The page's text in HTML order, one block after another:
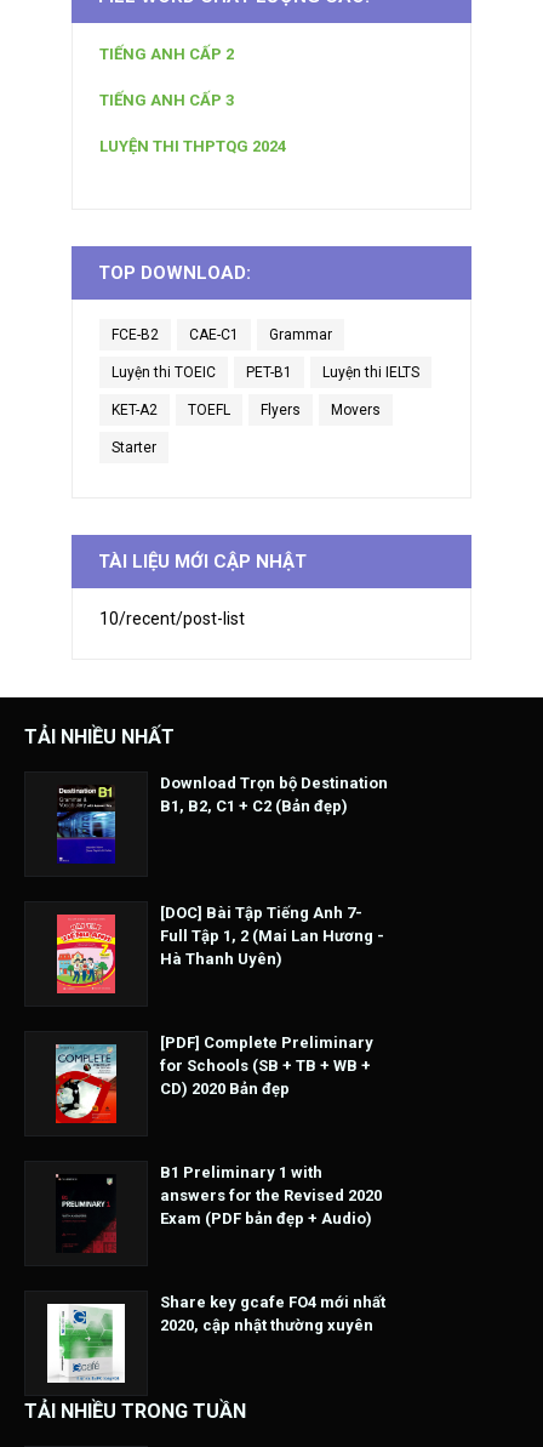
TIẾNG ANH CẤP 2
TIẾNG ANH CẤP 3
LUYỆN THI THPTQG 2024
TOP DOWNLOAD:
FCE-B2 CAE-C1 Grammar
Luyện thi TOEIC PET-B1 Luyện thi IELTS
KET-A2 TOEFL Flyers Movers
Starter
TÀI LIỆU MỚI CẬP NHẬT
10/recent/post-list
TẢI NHIỀU NHẤT
Download Trọn bộ Destination
B1, B2, C1 + C2 (Bản đẹp)
[DOC] Bài Tập Tiếng Anh 7-
Full Tập 1, 2 (Mai Lan Hương -
Hà Thanh Uyên)
[PDF] Complete Preliminary
for Schools (SB + TB + WB +
CD) 2020 Bản đẹp
B1 Preliminary 1 with
answers for the Revised 2020
Exam (PDF bản đẹp + Audio)
Share key gcafe FO4 mới nhất
2020, cập nhật thường xuyên
TẢI NHIỀU TRONG TUẦN